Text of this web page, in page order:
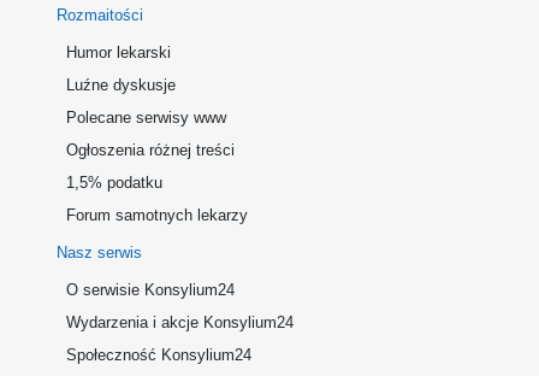
Rozmaitości
Humor lekarski
Luźne dyskusje
Polecane serwisy www
Ogłoszenia różnej treści
1,5% podatku
Forum samotnych lekarzy
Nasz serwis
O serwisie Konsylium24
Wydarzenia i akcje Konsylium24
Społeczność Konsylium24